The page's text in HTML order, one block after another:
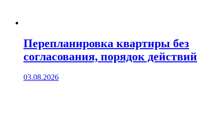
Перепланировка квартиры без
согласования, порядок действий
03.08.2026